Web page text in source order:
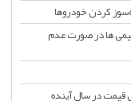
کردن خودروها
ها در صورت عدم
قیمت در سال آینده